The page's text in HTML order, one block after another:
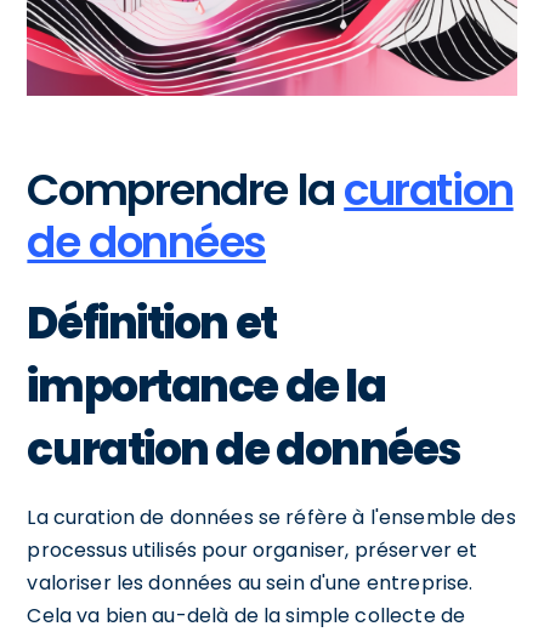
Comprendre lacuration
de données
Définition et
importance de la
curation de données
La curation de données se réfère à l'ensemble des
processus utilisés pour organiser, préserver et
valoriser les données au sein d'une entreprise.
Cela va bien au-delà de la simple collecte de